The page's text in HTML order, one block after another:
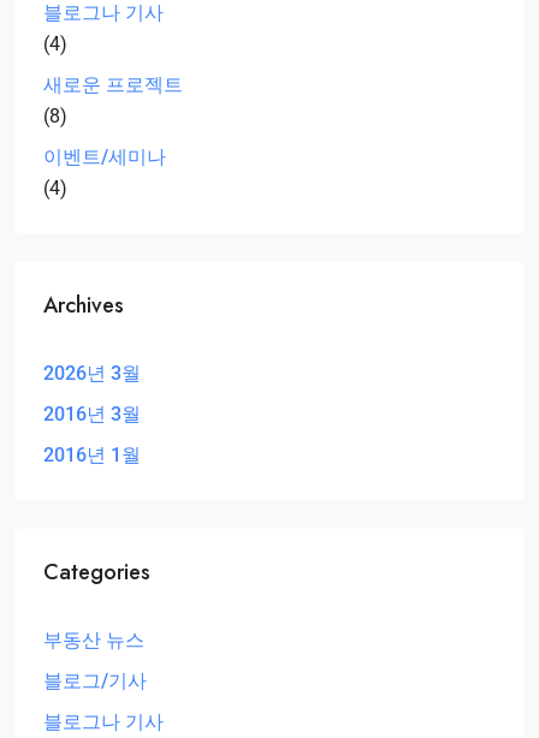
블로그나 기사
(4)
새로운 프로젝트
(8)
이벤트/세미나
(4)
Archives
2026년 3월
2016년 3월
2016년 1월
Categories
부동산 뉴스
블로그/기사
블로그나 기사